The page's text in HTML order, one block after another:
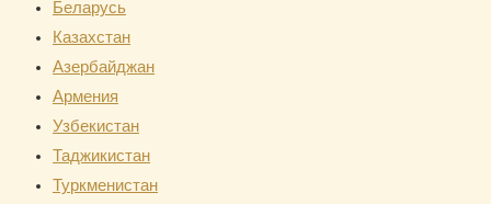
сайту
Беларусь
Казахстан
Азербайджан
Армения
Узбекистан
Таджикистан
Туркменистан